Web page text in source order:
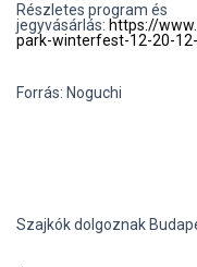
Részletes program és
jegyvásárlás: https://
park-winterfest-12-20-
Forrás: Noguchi
Szajkók dolgoznak